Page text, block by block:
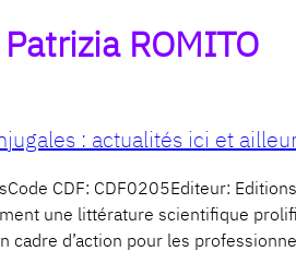
Patrizia ROMITO
: actualités ici et
CDF: CDF0205Editeur:
une littérature scientifique
cadre d’action pour les